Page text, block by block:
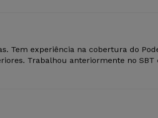
Tem experiência na cobertura do
Trabalhou anteriormente no SBT